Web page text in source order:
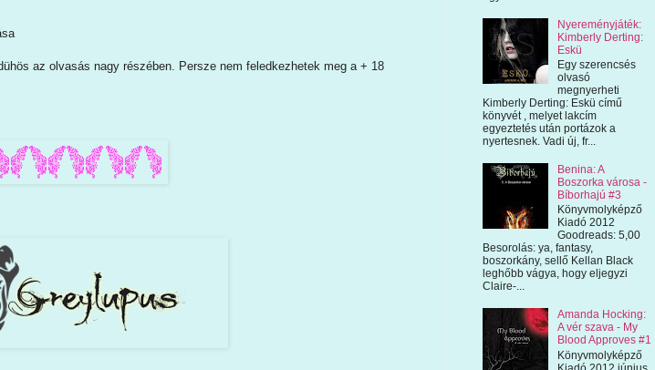
az olvasás nagy részében. Persze nem feledkezhetek meg a + 18
Nyereményjáték:
Kimberly Derting:
Eskü
Egy szerencsés
olvasó
megnyerheti
Kimberly Derting: Eskü című
könyvét , melyet lakcím
egyeztetés után portázok a
nyertesnek. Vadi új, fr...
Benina: A
Boszorka városa -
Bíborhajú #3
Könyvmolyképző
Kiadó 2012
Goodreads: 5,00
Besorolás: ya, fantasy,
boszorkány, sellő Kellan Black
leghőbb vágya, hogy eljegyzi
Claire-...
Amanda Hocking:
A vér szava - My
Blood Approves #1
Könyvmolyképző